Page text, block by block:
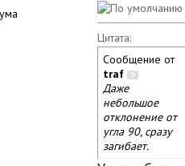
Цитата:
Сообщение от
traf
Даже
небольшое
отклонение от
угла 90, сразу
загибает.